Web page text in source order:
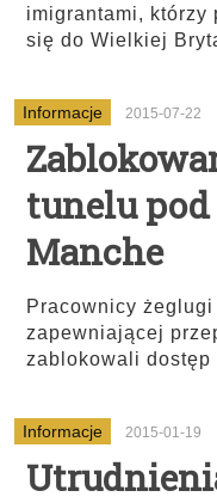
imigrantami, którzy
się do Wielkiej
Informacje 2015-07-22
tunelu pod
Manche
Pracownicy
zapewniającej
zablokowali dostęp
Informacje 2015-01-19